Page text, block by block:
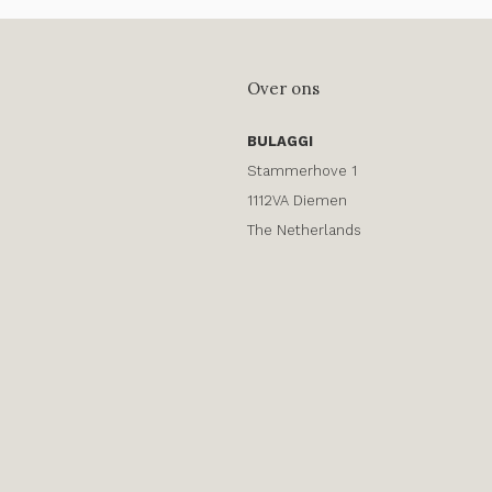
Over ons
BULAGGI
Stammerhove 1
1112VA Diemen
The Netherlands